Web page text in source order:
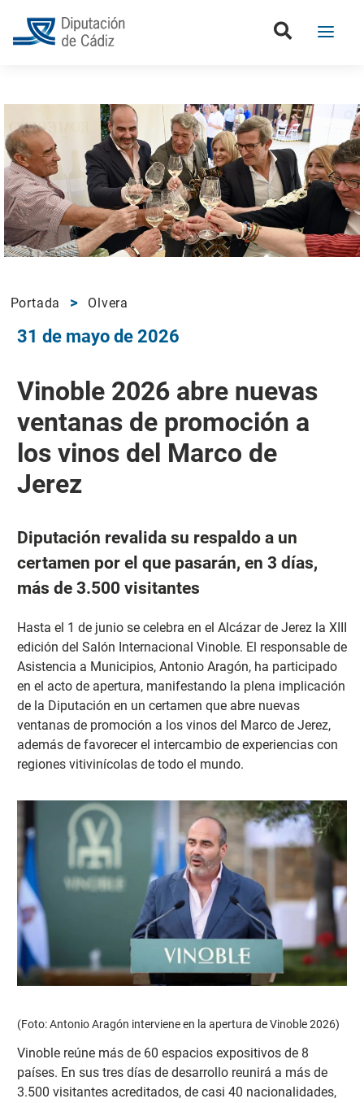
Portada Olvera
31 de mayo de 2026
Vinoble 2026 abre nuevas
ventanas de promoción a
los vinos del Marco de
Jerez
Diputación revalida su respaldo a un
certamen por el que pasarán, en 3 días,
más de 3.500 visitantes
Hasta el 1 de junio se celebra en el Alcázar de Jerez la XIII
edición del Salón Internacional Vinoble. El responsable de
Asistencia a Municipios, Antonio Aragón, ha participado
en el acto de apertura, manifestando la plena implicación
de la Diputación en un certamen que abre nuevas
ventanas de promoción a los vinos del Marco de Jerez,
además de favorecer el intercambio de experiencias con
regiones vitivinícolas de todo el mundo.
(Foto: Antonio Aragón interviene en la apertura de Vinoble 2026)
Vinoble reúne más de 60 espacios expositivos de 8
países. En sus tres días de desarrollo reunirá a más de
3.500 visitantes acreditados, de casi 40 nacionalidades,